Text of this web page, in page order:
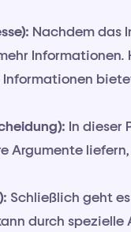
Nachdem das
In dieser
Argumente
Schließlich geht
durch